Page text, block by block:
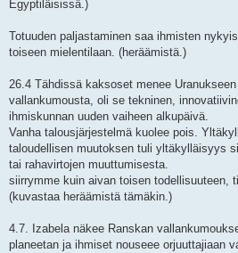
Egyptiläisissä.)
Totuuden paljastaminen saa ihmisten
toiseen mielentilaan. (heräämistä.)
26.4 Tähdissä kaksoset menee
vallankumousta, oli se tekninen,
ihmiskunnan uuden vaiheen alkupäivä.
Vanha talousjärjestelmä kuolee pois.
taloudellisen muutoksen tuli yltäkylläisyys
tai rahavirtojen muuttumisesta.
siirrymme kuin aivan toisen todellisuuteen,
(kuvastaa heräämistä tämäkin.)
4.7. Izabela näkee Ranskan
planeetan ja ihmiset nouseee orjuuttajiaan